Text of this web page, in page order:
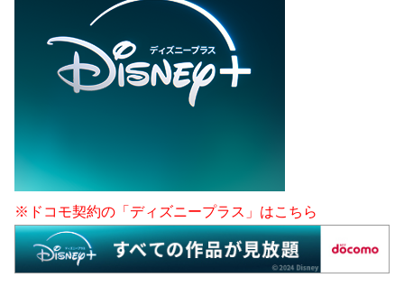
※ドコモ契約の「ディズニープラス」はこちら